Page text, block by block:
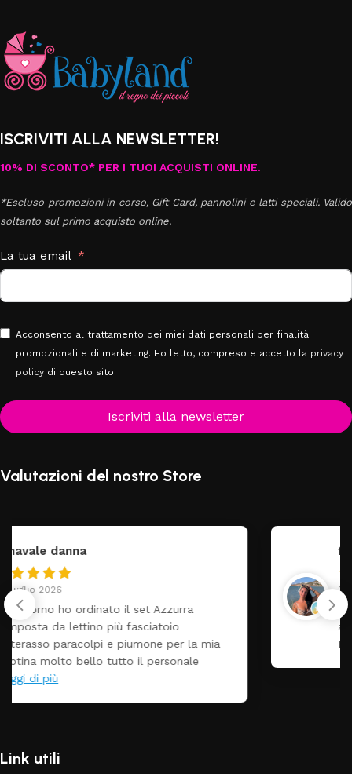
ISCRIVITI ALLA NEWSLETTER!
10% DI SCONTO* PER I TUOI ACQUISTI ONLINE.
*Escluso promozioni in corso, Gift Card, pannolini e latti speciali. Valido
soltanto sul primo acquisto online.
La tua email
Acconsento al trattamento dei miei dati personali per finalità
promozionali e di marketing. Ho letto, compreso e accetto la privacy
policy di questo sito.
Iscriviti alla newsletter
Valutazioni del nostro Store
federica
Tutti perfetto! Ho ordinato un lettino che é
arrivato ben imballato dopo pochi giorni.
Prezzo ottimi rispetto la concorrenza
Link utili